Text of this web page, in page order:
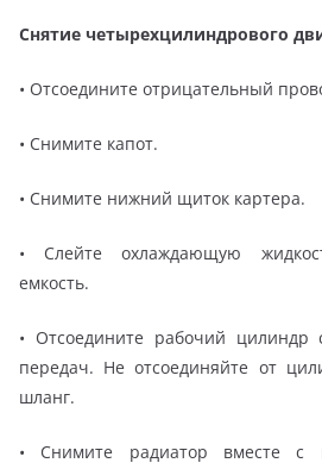
Снятие четырехцилиндрового
• Отсоедините отрицательный
• Снимите капот.
• Снимите нижний щиток картера.
• Слейте охлаждающую
емкость.
• Отсоедините рабочий цилиндр
передач. Не отсоединяйте от
шланг.
• Снимите радиатор вместе с